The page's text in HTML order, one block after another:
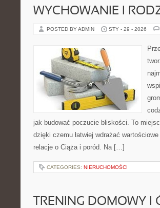
WYCHOWANIE I
POSTED BY ADMIN STY - 29 - 2026
jak budować poczucie bliskości. To
dzięki czemu łatwiej wdrażać
relacje o Ciąża i poród. Na […]
CATEGORIES: NIERUCHOMOŚCI
TRENING DOMOWY I